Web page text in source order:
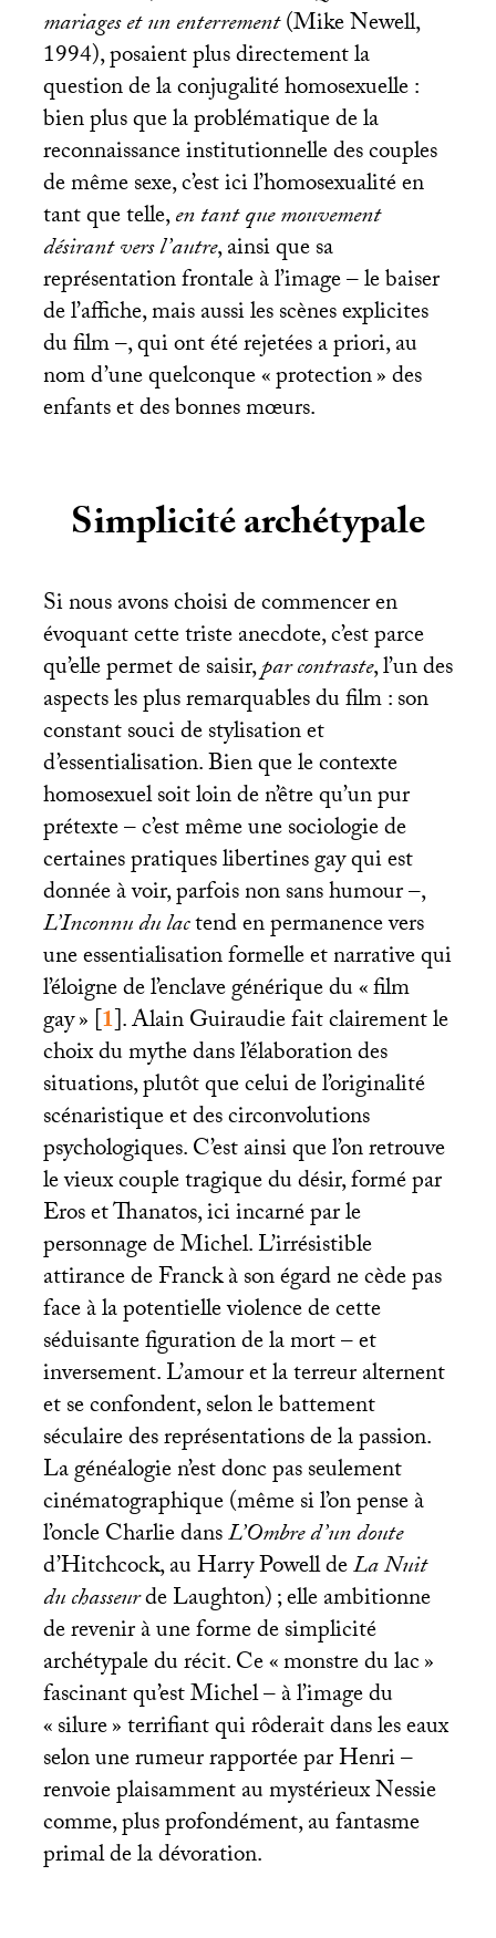
mariages et un enterrement(Mike Newell,
1994), posaient plus directement la
question de la conjugalité homosexuelle :
bien plus que la problématique de la
reconnaissance institutionnelle des couples
de même sexe, c’est ici l’homosexualité en
tant que telle,en tant que mouvement
désirant vers l’autre, ainsi que sa
représentation frontale à l’image – le baiser
de l’affiche, mais aussi les scènes explicites
du film –, qui ont été rejetées a priori, au
nom d’une quelconque «protection» des
enfants et des bonnes mœurs.
Simplicité archétypale
Si nous avons choisi de commencer en
évoquant cette triste anecdote, c’est parce
qu’elle permet de saisir,par contraste, l’un des
aspects les plus remarquables du film : son
constant souci de stylisation et
d’essentialisation. Bien que le contexte
homosexuel soit loin de n’être qu’un pur
prétexte – c’est même une sociologie de
certaines pratiques libertines gay qui est
donnée à voir, parfois non sans humour –,
L’Inconnu du lactend en permanence vers
une essentialisation formelle et narrative qui
l’éloigne de l’enclave générique du «film
gay»[1]. Alain Guiraudie fait clairement le
choix du mythe dans l’élaboration des
situations, plutôt que celui de l’originalité
scénaristique et des circonvolutions
psychologiques. C’est ainsi que l’on retrouve
le vieux couple tragique du désir, formé par
Eros et Thanatos, ici incarné par le
personnage de Michel. L’irrésistible
attirance de Franck à son égard ne cède pas
face à la potentielle violence de cette
séduisante figuration de la mort – et
inversement. L’amour et la terreur alternent
et se confondent, selon le battement
séculaire des représentations de la passion.
La généalogie n’est donc pas seulement
cinématographique (même si l’on pense à
l’oncle Charlie dansL’Ombre d’un doute
d’Hitchcock, au Harry Powell deLa Nuit
du chasseurde Laughton); elle ambitionne
de revenir à une forme de simplicité
archétypale du récit. Ce «monstre du lac»
fascinant qu’est Michel – à l’image du
«silure» terrifiant qui rôderait dans les eaux
selon une rumeur rapportée par Henri –
renvoie plaisamment au mystérieux Nessie
comme, plus profondément, au fantasme
primal de la dévoration.